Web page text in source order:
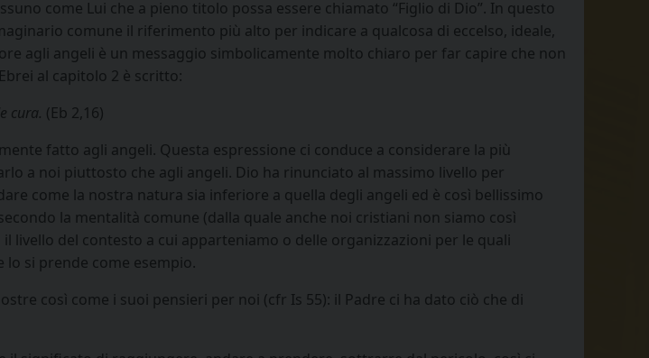
come Lui che a pieno titolo possa essere chiamato “Figlio di Dio”. In questo
comune il riferimento più alto per indicare a qualcosa di eccelso, ideale,
agli angeli è un messaggio simbolicamente molto chiaro per far capire che non
al capitolo 2 è scritto:
cura. (Eb 2,16)
fatto agli angeli. Questa espressione ci conduce a considerare la più
a noi piuttosto che agli angeli. Dio ha rinunciato al massimo livello per
come la nostra natura sia inferiore a quella degli angeli ed è così bellissimo
la mentalità comune (dalla quale anche noi cristiani non siamo così
del contesto a cui apparteniamo o delle organizzazioni per le quali
lo si prende come esempio.
così come i suoi pensieri per noi (cfr Is 55): il Padre ci ha dato ciò che di